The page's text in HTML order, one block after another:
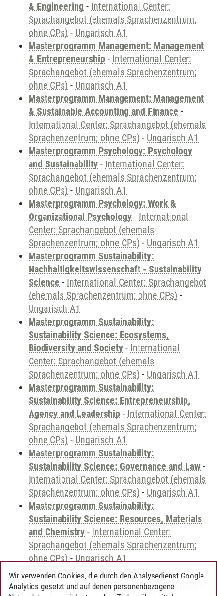
& Engineering - International Center:
Sprachangebot (ehemals Sprachenzentrum;
ohne CPs) - Ungarisch A1
Masterprogramm Management: Management
& Entrepreneurship - International Center:
Sprachangebot (ehemals Sprachenzentrum;
ohne CPs) - Ungarisch A1
Masterprogramm Management: Management
& Sustainable Accounting and Finance -
International Center: Sprachangebot (ehemals
Sprachenzentrum; ohne CPs) - Ungarisch A1
Masterprogramm Psychology: Psychology
and Sustainability - International Center:
Sprachangebot (ehemals Sprachenzentrum;
ohne CPs) - Ungarisch A1
Masterprogramm Psychology: Work &
Organizational Psychology - International
Center: Sprachangebot (ehemals
Sprachenzentrum; ohne CPs) - Ungarisch A1
Masterprogramm Sustainability:
Nachhaltigkeitswissenschaft - Sustainability
Science - International Center: Sprachangebot
(ehemals Sprachenzentrum; ohne CPs) -
Ungarisch A1
Masterprogramm Sustainability:
Sustainability Science: Ecosystems,
Biodiversity and Society - International
Center: Sprachangebot (ehemals
Sprachenzentrum; ohne CPs) - Ungarisch A1
Masterprogramm Sustainability:
Sustainability Science: Entrepreneurship,
Agency and Leadership - International Center:
Sprachangebot (ehemals Sprachenzentrum;
ohne CPs) - Ungarisch A1
Masterprogramm Sustainability:
Sustainability Science: Governance and Law -
International Center: Sprachangebot (ehemals
Sprachenzentrum; ohne CPs) - Ungarisch A1
Masterprogramm Sustainability:
Sustainability Science: Resources, Materials
and Chemistry - International Center:
Sprachangebot (ehemals Sprachenzentrum;
ohne CPs) - Ungarisch A1
zusätzliche Angebote- International Center:
Sprachangebot (ehemals Sprachenzentrum)
Wir verwenden Cookies, die durch den Analysedienst Google
Analytics gesetzt und auf denen personenbezogene